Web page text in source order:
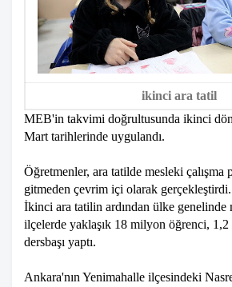
ikinci ara tatil
MEB'in takvimi doğrultusunda ikinci
Mart tarihlerinde uygulandı.
Öğretmenler, ara tatilde mesleki çalışma
gitmeden çevrim içi olarak gerçekleştirdi.
İkinci ara tatilin ardından ülke genelinde
ilçelerde yaklaşık 18 milyon öğrenci,
dersbaşı yaptı.
Ankara'nın Yenimahalle ilçesindeki